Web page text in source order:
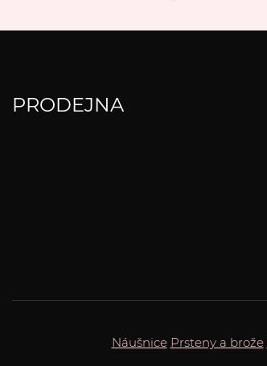
PRODEJNA
Náušnice Prsteny a brože